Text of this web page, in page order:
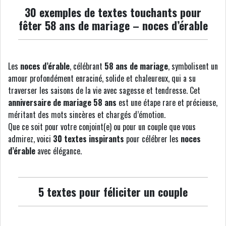
30 exemples de textes touchants pour
fêter 58 ans de mariage – noces d’érable
Les noces d’érable, célébrant 58 ans de mariage, symbolisent un
amour profondément enraciné, solide et chaleureux, qui a su
traverser les saisons de la vie avec sagesse et tendresse. Cet
anniversaire de mariage 58 ans est une étape rare et précieuse,
méritant des mots sincères et chargés d’émotion.
Que ce soit pour votre conjoint(e) ou pour un couple que vous
admirez, voici 30 textes inspirants pour célébrer les noces
d’érable avec élégance.
5 textes pour féliciter un couple